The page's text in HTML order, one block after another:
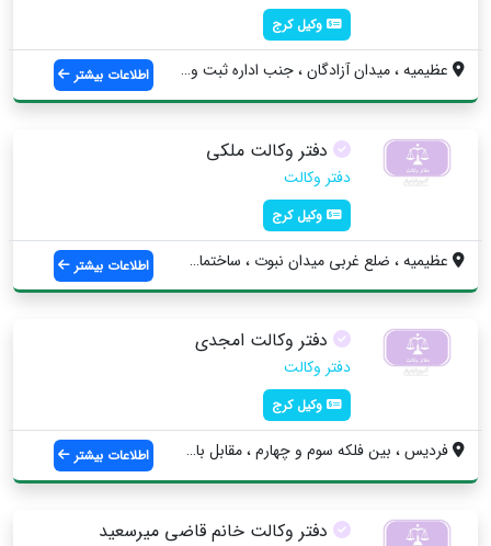
وکیل کرج
عظیمیه ، ميدان آزادگان ، جنب اداره ثبت و... اطلاعات بیشتر
دفتر وکالت ملکی
دفتر وکالت
وکیل کرج
عظیمیه ، ضلع غربي ميدان نبوت ، ساختمان ف... اطلاعات بیشتر
دفتر وکالت امجدی
دفتر وکالت
وکیل کرج
فردیس ، بین فلکه سوم و چهارم ، مقابل بان... اطلاعات بیشتر
دفتر وکالت خانم قاضی میرسعید